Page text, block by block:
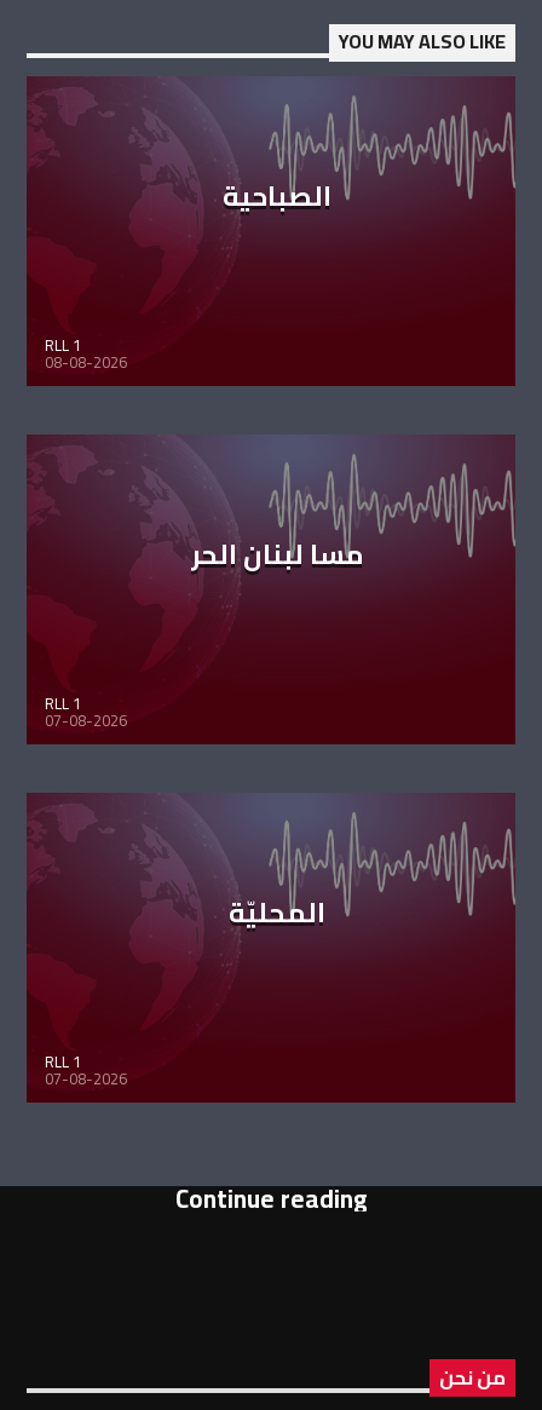
YOU MAY ALSO LIKE
الصباحية
RLL 1
08-08-2026
مسا لبنان الحر
RLL 1
07-08-2026
المحليّة
RLL 1
07-08-2026
Continue reading
من نحن